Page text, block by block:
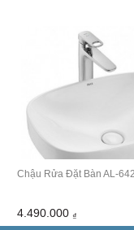
Chậu Rửa Đặt Bàn AL-
4.490.000 ₫